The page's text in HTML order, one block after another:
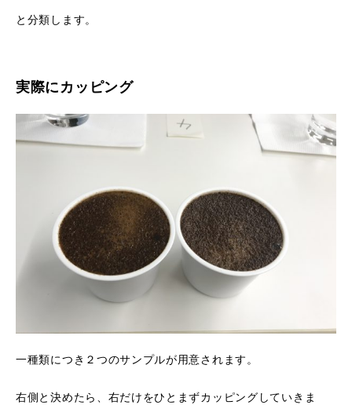
と分類します。
実際にカッピング
一種類につき２つのサンプルが用意されます。
右側と決めたら、右だけをひとまずカッピングしていきま